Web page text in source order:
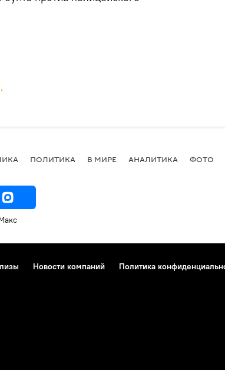
ПОЛИТИКА В МИРЕ АНАЛИТИКА ФОТО
Новости компаний Политика